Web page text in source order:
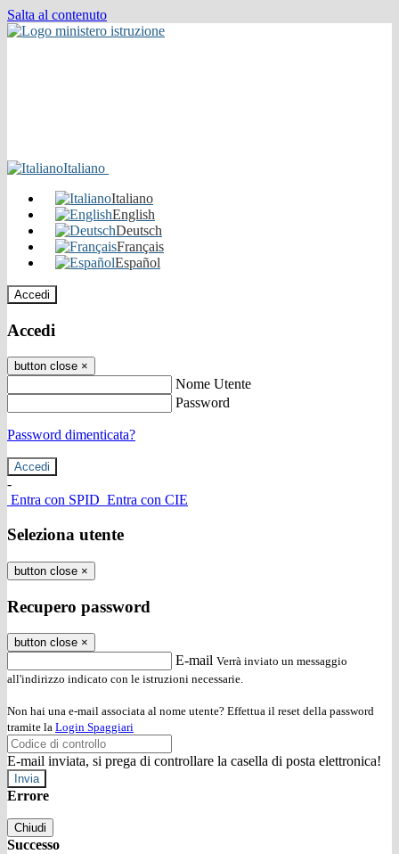
Salta al contenuto
Italiano
Italiano
English
Deutsch
Français
Español
Accedi
Accedi
button close ×
Nome Utente
Password
Password dimenticata?
-
Entra con SPID Entra con CIE
Seleziona utente
button close ×
Recupero password
button close ×
E-mail Verrà inviato un messaggio
all'indirizzo indicato con le istruzioni necessarie.
Non hai una e-mail associata al nome utente? Effettua il reset della password
tramite la Login Spaggiari
E-mail inviata, si prega di controllare la casella di posta elettronica!
Errore
Chiudi
Successo